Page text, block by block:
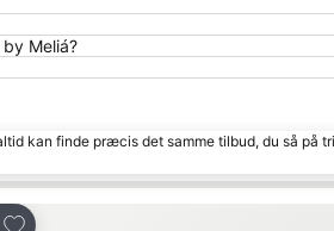
Meliá?
kan finde præcis det samme tilbud, du så på
Føj til favoritter